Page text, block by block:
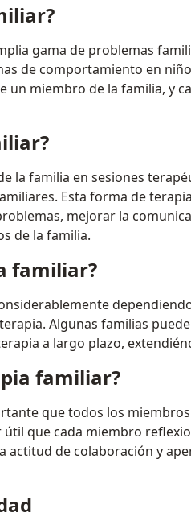
gama de problemas
de comportamiento en
miembro de la familia, y
la familia en sesiones
Esta forma de
mejorar la
de la familia.
familiar?
Algunas familias
a largo plazo,
familiar?
que todos los
que cada miembro
actitud de colaboración y